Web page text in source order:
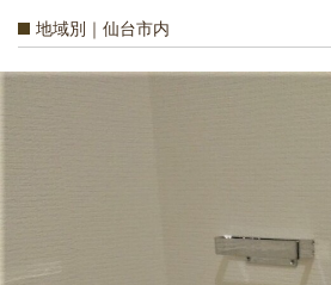
地域別｜仙台市内